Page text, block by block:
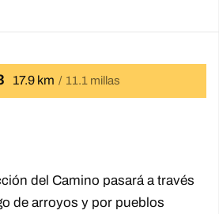
17.9 km 11.1 millas
del Camino pasará a través
de arroyos y por pueblos